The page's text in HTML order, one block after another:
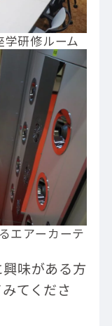
研修ルーム
エアーカーテ
味がある方
てくださ